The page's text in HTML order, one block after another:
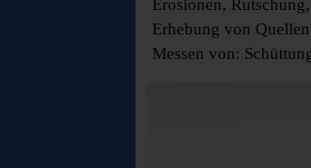
Erosionen,
Erhebung von
Messen von: